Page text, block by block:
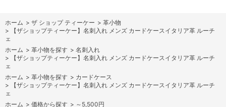
ホーム > ザ ショップ ティーケー > 革小物
>
【ザショップティーケー】名刺入れ メンズ カードケースイタリア革 ルーチ
ェ
ホーム > 革小物を探す > 名刺入れ
>
【ザショップティーケー】名刺入れ メンズ カードケースイタリア革 ルーチ
ェ
ホーム > 革小物を探す > カードケース
>
【ザショップティーケー】名刺入れ メンズ カードケースイタリア革 ルーチ
ェ
ホーム > 価格から探す > ～5,500円